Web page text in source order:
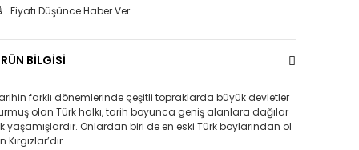
Fiyatı Düşünce Haber Ver
BİLGİSİ
farklı dönemlerinde çeşitli topraklarda büyük devletler
olan Türk halkı, tarih boyunca geniş alanlara dağılar
yaşamışlardır. Onlardan biri de en eski Türk boylarından ol
Kırgızlar’dır.